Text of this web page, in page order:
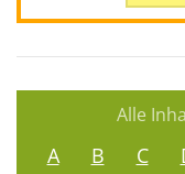
Alle
A B C